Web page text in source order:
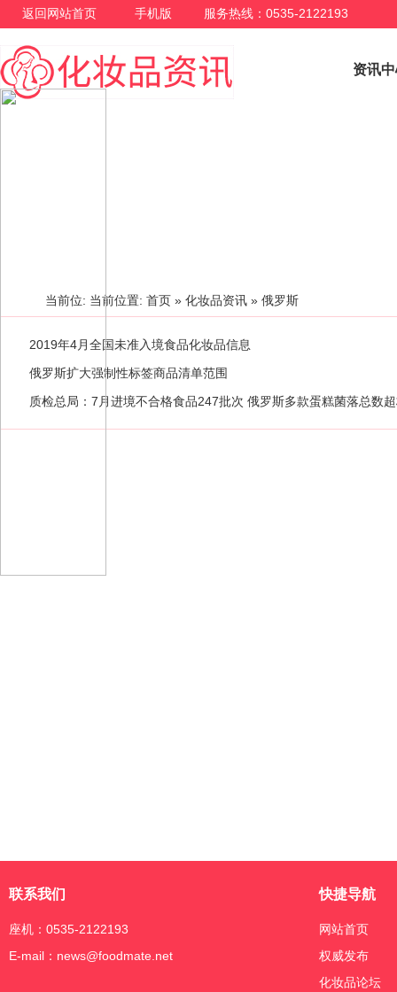
返回网站首页 手机版 服务热线：0535-2122193
资讯
当前位: 当前位置: 首页 » 化妆品资讯 » 俄罗斯
2019年4月全国未准入境食品化妆品信息
俄罗斯扩大强制性标签商品清单范围
质检总局：7月进境不合格食品247批次 俄罗斯多款蛋糕菌落总数
联系我们
座机：0535-2122193
E-mail：news@foodmate.net
快捷导航
网站首页
权威发布
化妆品论坛